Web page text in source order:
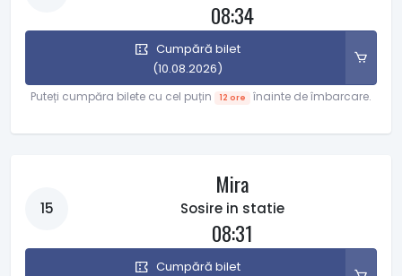
08:34
Cumpără bilet
(10.08.2026)
Puteți cumpăra bilete cu cel puțin 12 ore înainte de îmbarcare.
15
Mira
Sosire in statie
08:31
Cumpără bilet